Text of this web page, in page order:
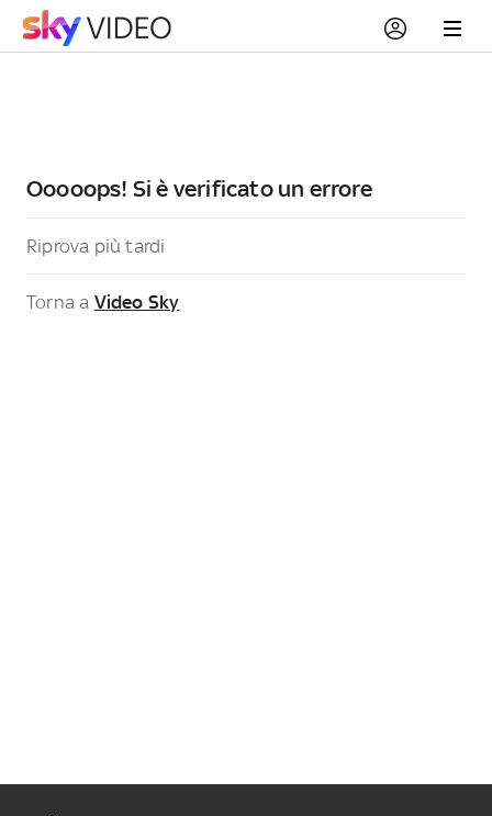
Ooooops! Si è verificato un errore
Riprova più tardi
Torna a Video Sky